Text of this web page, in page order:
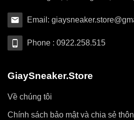
Email:
Phone : 0922.258.515
GiaySneaker.Store
Về chúng tôi
Chính sách bảo mật và chia sẻ